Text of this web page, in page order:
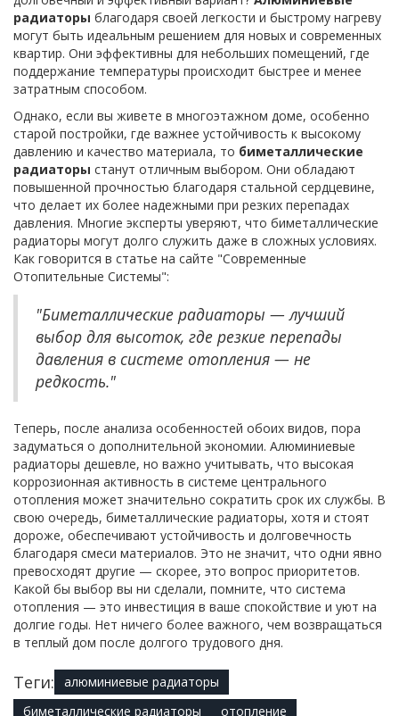
радиаторы благодаря своей легкости и быстрому нагреву
могут быть идеальным решением для новых и современных
квартир. Они эффективны для небольших помещений, где
поддержание температуры происходит быстрее и менее
затратным способом.
Однако, если вы живете в многоэтажном доме, особенно
старой постройки, где важнее устойчивость к высокому
давлению и качество материала, то биметаллические
радиаторы станут отличным выбором. Они обладают
повышенной прочностью благодаря стальной сердцевине,
что делает их более надежными при резких перепадах
давления. Многие эксперты уверяют, что биметаллические
радиаторы могут долго служить даже в сложных условиях.
Как говорится в статье на сайте "Современные
Отопительные Системы":
"Биметаллические радиаторы — лучший
выбор для высоток, где резкие перепады
давления в системе отопления — не
редкость."
Теперь, после анализа особенностей обоих видов, пора
задуматься о дополнительной экономии. Алюминиевые
радиаторы дешевле, но важно учитывать, что высокая
коррозионная активность в системе центрального
отопления может значительно сократить срок их службы. В
свою очередь, биметаллические радиаторы, хотя и стоят
дороже, обеспечивают устойчивость и долговечность
благодаря смеси материалов. Это не значит, что одни явно
превосходят другие — скорее, это вопрос приоритетов.
Какой бы выбор вы ни сделали, помните, что система
отопления — это инвестиция в ваше спокойствие и уют на
долгие годы. Нет ничего более важного, чем возвращаться
в теплый дом после долгого трудового дня.
Теги:
алюминиевые радиаторы
биметаллические радиаторы
отопление